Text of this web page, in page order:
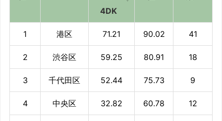
4DK
1 港区 71.21 90.02 41
2 渋谷区 59.25 80.91 18
3 千代田区 52.44 75.73 9
4 中央区 32.82 60.78 12